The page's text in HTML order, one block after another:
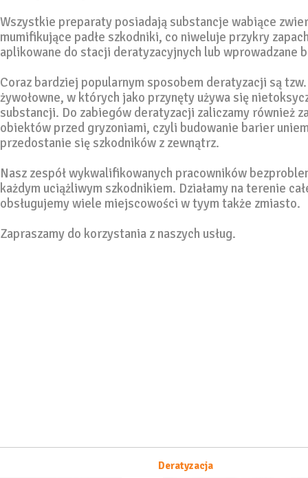
Wszystkie preparaty posiadają substancje wabiące
mumifikujące padłe szkodniki, co niweluje przykry
aplikowane do stacji deratyzacyjnych lub wprowadzane
Coraz bardziej popularnym sposobem deratyzacji są
żywołowne, w których jako przynęty używa się
substancji. Do zabiegów deratyzacji zaliczamy również
obiektów przed gryzoniami, czyli budowanie barier
przedostanie się szkodników z zewnątrz.
Nasz zespół wykwalifikowanych pracowników
każdym uciążliwym szkodnikiem. Działamy na terenie
obsługujemy wiele miejscowości w tyym także zmiasto.
Zapraszamy do korzystania z naszych usług.